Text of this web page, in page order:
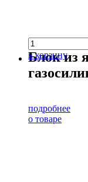
в корзину
Блок из
подробнее
о товаре